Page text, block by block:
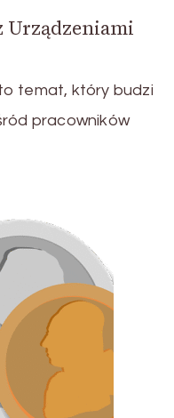
Urządzeniami
temat, który budzi
pracowników